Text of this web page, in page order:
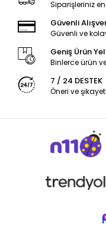
Siparişleriniz
Güvenli
Güvenli ve
Geniş Ürün
Binlerce ürün
7 / 24 DESTEK
Öneri ve